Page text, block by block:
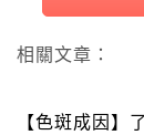
相關文章：
【色斑成因】